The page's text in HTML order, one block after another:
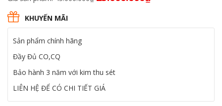
gốc
25.000.000₫.
KHUYẾN MÃI
Sản phẩm chính hãng
Đầy Đủ CO,CQ
Bảo hành 3 năm với kim thu sét
LIÊN HỆ ĐỂ CÓ CHI TIẾT GIÁ